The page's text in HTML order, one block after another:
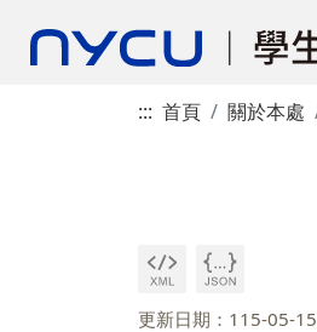
::: 首頁 關於本處
更新日期：115-05-15